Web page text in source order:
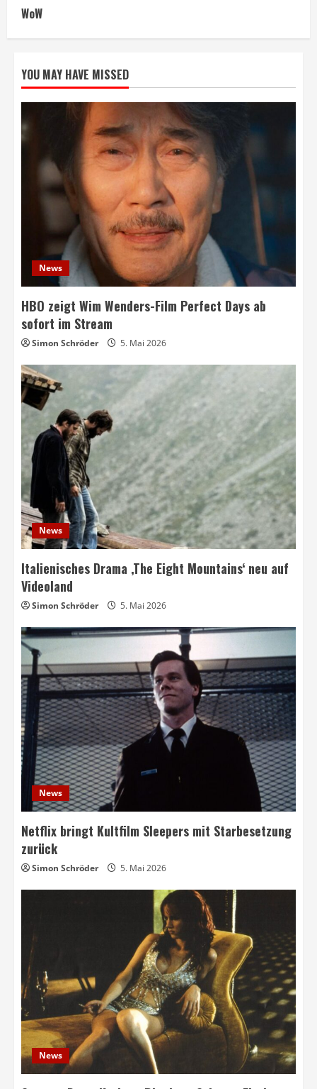
WoW
YOU MAY HAVE MISSED
News
HBO zeigt Wim Wenders-Film Perfect Days ab
sofort im Stream
Simon Schröder 5. Mai 2026
News
Italienisches Drama ‚The Eight Mountains‘ neu auf
Videoland
Simon Schröder 5. Mai 2026
News
Netflix bringt Kultfilm Sleepers mit Starbesetzung
zurück
Simon Schröder 5. Mai 2026
News